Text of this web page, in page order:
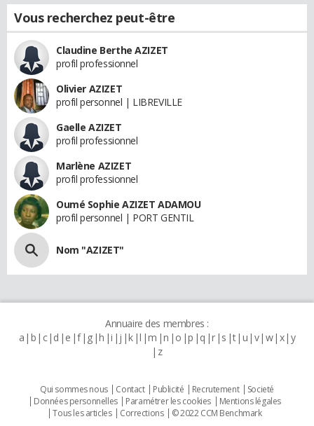
Vous recherchez peut-être
Claudine Berthe AZIZET
profil professionnel
Olivier AZIZET
profil personnel | LIBREVILLE
Gaelle AZIZET
profil professionnel
Marlène AZIZET
profil professionnel
Oumé Sophie AZIZET ADAMOU
profil personnel | PORT GENTIL
Nom "AZIZET"
Annuaire des membres :
a b c d e f g h i j k l m n o p q r s t u v w x y
z
Qui sommes nous Contact Publicité Recrutement
Societé
Données personnelles
Paramétrer les cookies
Mentions légales
Tous les articles
Corrections © 2022 CCM Benchmark